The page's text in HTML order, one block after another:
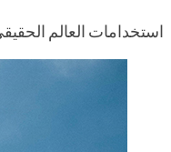
استخدامات العالم